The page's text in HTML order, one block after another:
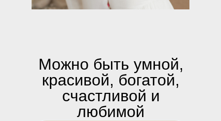
Можно быть умной,
красивой, богатой,
счастливой и
любимой